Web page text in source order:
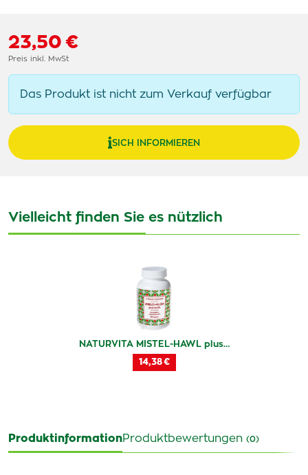
23,50 €
Preis inkl. MwSt
Das Produkt ist nicht zum Verkauf verfügbar
SICH INFORMIEREN
Vielleicht finden Sie es nützlich
NATURVITA MISTEL-HAWL plus…
14,38 €
ProduktinformationProduktbewertungen (0)